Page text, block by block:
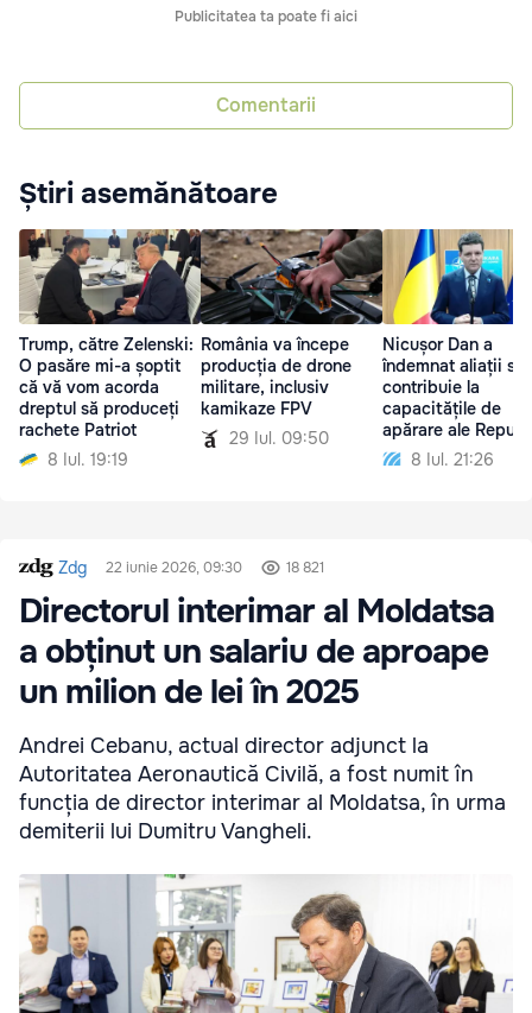
Publicitatea ta poate fi aici
Comentarii
Știri asemănătoare
Trump, către Zelenski:
O pasăre mi-a șoptit
că vă vom acorda
dreptul să produceți
rachete Patriot
8 Iul. 19:19
România va începe
producția de drone
militare, inclusiv
kamikaze FPV
29 Iul. 09:50
Nicușor Dan a
îndemnat aliații să
contribuie la
capacitățile de
apărare ale
Moldova8 Iul. 21:26
Zdg 22 iunie 2026, 09:30 18 821
Directorul interimar al Moldatsa
a obținut un salariu de aproape
un milion de lei în 2025
Andrei Cebanu, actual director adjunct la
Autoritatea Aeronautică Civilă, a fost numit în
funcția de director interimar al Moldatsa, în urma
demiterii lui Dumitru Vangheli.